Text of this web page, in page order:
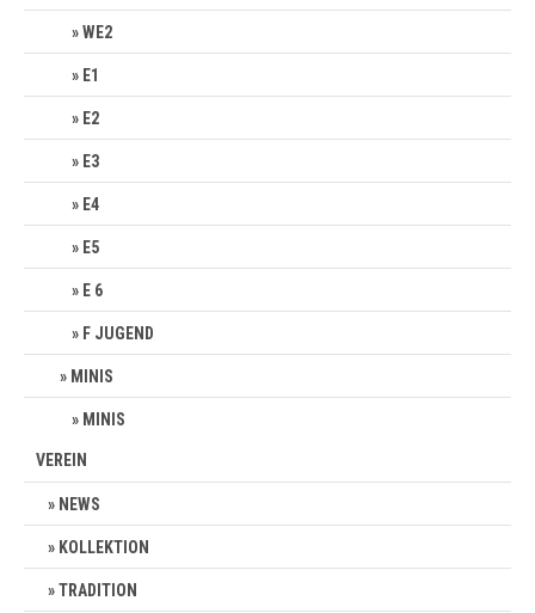
WE2
E1
E2
E3
E4
E5
E 6
F JUGEND
MINIS
MINIS
VEREIN
NEWS
KOLLEKTION
TRADITION